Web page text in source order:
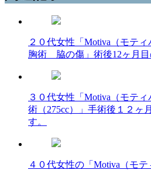
２０代女性「Motiva（モテ
胸術 脇の傷」術後12ヶ月目
３０代女性「Motiva（モテ
術（275cc）」手術後１２ヶ
す。
４０代女性の「Motiva（モ